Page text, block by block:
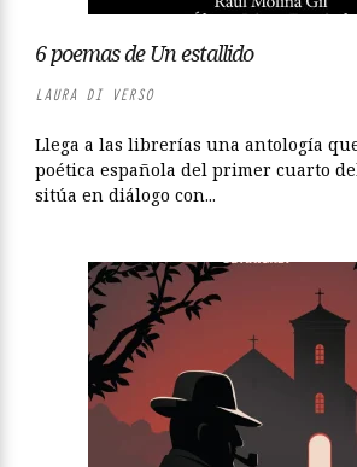
6 poemas de Un estallido
LAURA DI VERSO
Llega a las librerías una antología
poética española del primer cuarto
sitúa en diálogo con...